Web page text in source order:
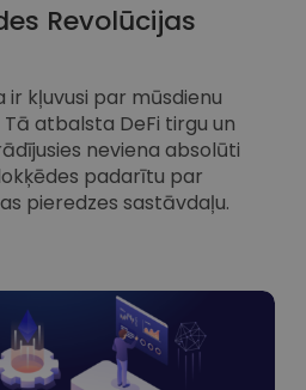
kriptovalūtu
(DCA)
veiktspējai
Revolūcijas
ir kļuvusi par mūsdienu
atbalsta DeFi tirgu un
neviena absolūti
padarītu par
pieredzes sastāvdaļu.